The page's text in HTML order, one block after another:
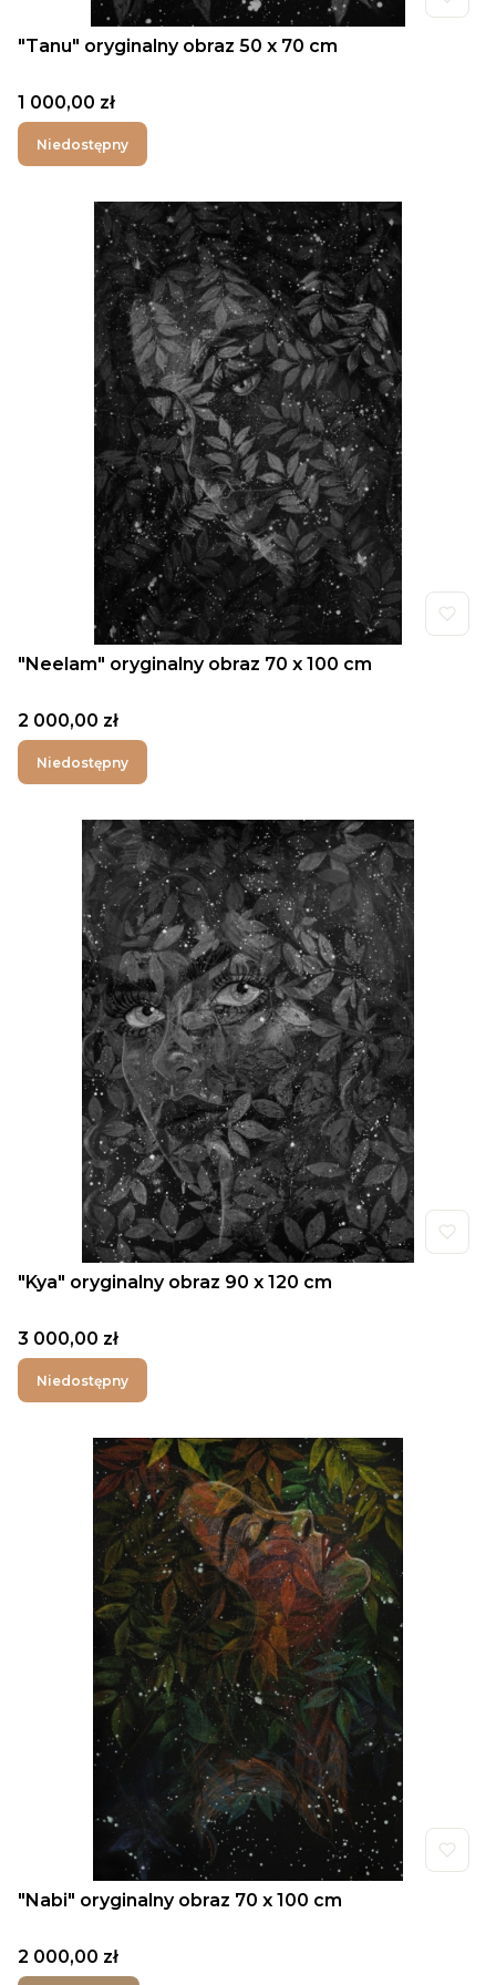
"Tanu" oryginalny obraz 50 x 70 cm
Cena
1 000,00 zł
Niedostępny
"Neelam" oryginalny obraz 70 x 100 cm
Cena
2 000,00 zł
Niedostępny
"Kya" oryginalny obraz 90 x 120 cm
Cena
3 000,00 zł
Niedostępny
"Nabi" oryginalny obraz 70 x 100 cm
Cena
2 000,00 zł